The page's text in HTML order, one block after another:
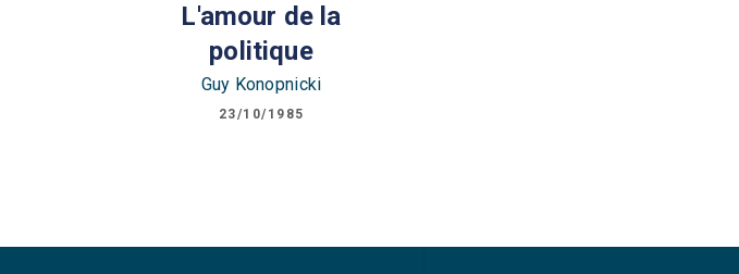
L'amour de la
politique
Guy Konopnicki
23/10/1985